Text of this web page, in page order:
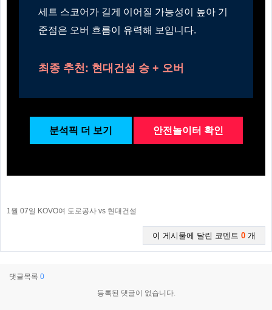
세트 스코어가 길게 이어질 가능성이 높아 기
준점은 오버 흐름이 유력해 보입니다.
최종 추천: 현대건설 승 + 오버
분석픽 더 보기 안전놀이터 확인
1월 07일 KOVO여 도로공사 vs 현대건설
이 게시물에 달린 코멘트 0 개
댓글목록 0
등록된 댓글이 없습니다.